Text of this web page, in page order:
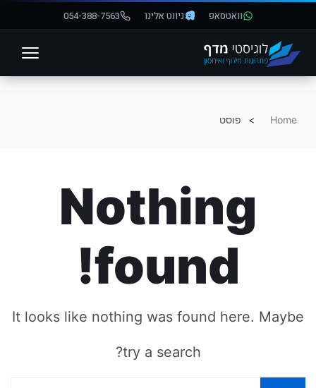
פתח סרגל נגישות
וואטסאפ ניווט אלינו 054-388-7563
Home פוסט
Nothing
found!
It looks like nothing was found here. Maybe
try a search?